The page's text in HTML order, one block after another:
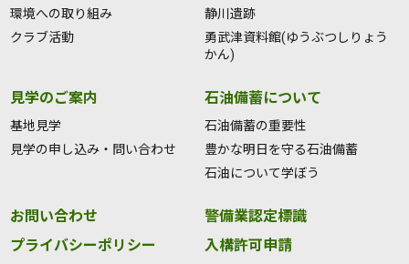
環境への取り組み
クラブ活動
静川遺跡
勇武津資料館(ゆうぶつしりょう
かん)
見学のご案内
基地見学
見学の申し込み・問い合わせ
石油備蓄について
石油備蓄の重要性
豊かな明日を守る石油備蓄
石油について学ぼう
お問い合わせ
プライバシーポリシー
警備業認定標識
入構許可申請